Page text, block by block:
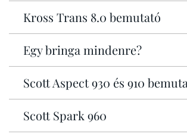
Kross Trans 8.0 bemutató
Egy bringa mindenre?
Scott Aspect 930 és 910
Scott Spark 960